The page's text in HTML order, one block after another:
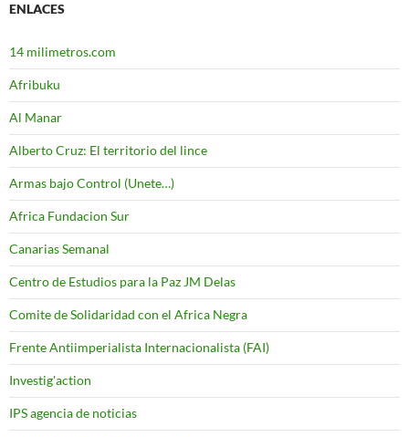
ENLACES
14 milimetros.com
Afribuku
Al Manar
Alberto Cruz: El territorio del lince
Armas bajo Control (Unete…)
Africa Fundacion Sur
Canarias Semanal
Centro de Estudios para la Paz JM Delas
Comite de Solidaridad con el Africa Negra
Frente Antiimperialista Internacionalista (FAI)
Investig'action
IPS agencia de noticias